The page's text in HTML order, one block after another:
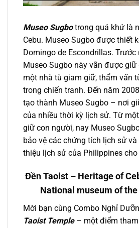
Museo Sugbotrong quá khứ là
Cebu. Museo Sugbo được thiết
Domingo de Escondrillas. Trước
Museo Sugbo này vẫn được
một nhà tù giam giữ, thẩm vấn
trong chiến tranh. Đến năm
tạo thành Museo Sugbo – nơi
của nhiều thời kỳ lịch sử. Từ
giữ con người, nay Museo
bảo vệ các chứng tích lịch sử
thiệu lịch sử của Philippines cho
Đền Taoist – Heritage of
National museum of
Mời bạn cùng Combo Nghỉ
Taoist Temple – một điểm